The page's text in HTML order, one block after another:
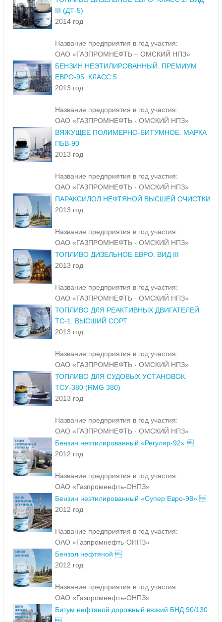
III (ДТ-5)
2014 год
Название предприятия в год участия:
ОАО «ГАЗПРОМНЕФТЬ – ОМСКИЙ НПЗ»
БЕНЗИН НЕЭТИЛИРОВАННЫЙ. ПРЕМИУМ
ЕВРО-95. КЛАСС 5
2013 год
Название предприятия в год участия:
ОАО «ГАЗПРОМНЕФТЬ - ОМСКИЙ НПЗ»
ВЯЖУЩЕЕ ПОЛИМЕРНО-БИТУМНОЕ. МАРКА
ПБВ-90
2013 год
Название предприятия в год участия:
ОАО «ГАЗПРОМНЕФТЬ - ОМСКИЙ НПЗ»
ПАРАКСИЛОЛ НЕФТЯНОЙ ВЫСШЕЙ ОЧИСТКИ
2013 год
Название предприятия в год участия:
ОАО «ГАЗПРОМНЕФТЬ - ОМСКИЙ НПЗ»
ТОПЛИВО ДИЗЕЛЬНОЕ ЕВРО. ВИД III
2013 год
Название предприятия в год участия:
ОАО «ГАЗПРОМНЕФТЬ - ОМСКИЙ НПЗ»
ТОПЛИВО ДЛЯ РЕАКТИВНЫХ ДВИГАТЕЛЕЙ
ТС-1. ВЫСШИЙ СОРТ
2013 год
Название предприятия в год участия:
ОАО «ГАЗПРОМНЕФТЬ - ОМСКИЙ НПЗ»
ТОПЛИВО ДЛЯ СУДОВЫХ УСТАНОВОК.
ТСУ-380 (RMG 380)
2013 год
Название предприятия в год участия:
ОАО «ГАЗПРОМНЕФТЬ - ОМСКИЙ НПЗ»
Бензин неэтилированный «Регуляр-92» 
2012 год
Название предприятия в год участия:
ОАО «Газпромнефть-ОНПЗ»
Бензин неэтилированный «Супер Евро-98» 
2012 год
Название предприятия в год участия:
ОАО «Газпромнефть-ОНПЗ»
Бензол нефтяной 
2012 год
Название предприятия в год участия:
ОАО «Газпромнефть-ОНПЗ»
Битум нефтяной дорожный вязкий БНД 90/130